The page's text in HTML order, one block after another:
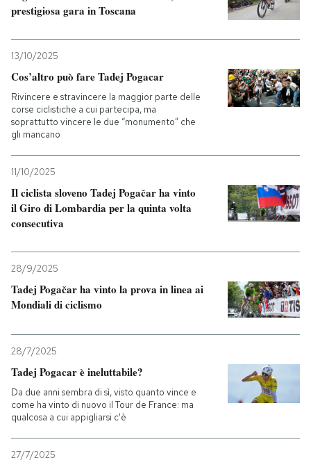
prestigiosa gara in Toscana
13/10/2025
Cos’altro può fare Tadej Pogacar
Rivincere e stravincere la maggior parte delle
corse ciclistiche a cui partecipa, ma
soprattutto vincere le due “monumento” che
gli mancano
11/10/2025
Il ciclista sloveno Tadej Pogačar ha vinto
il Giro di Lombardia per la quinta volta
consecutiva
28/9/2025
Tadej Pogačar ha vinto la prova in linea ai
Mondiali di ciclismo
28/7/2025
Tadej Pogacar è ineluttabile?
Da due anni sembra di sì, visto quanto vince e
come ha vinto di nuovo il Tour de France: ma
qualcosa a cui appigliarsi c'è
27/7/2025